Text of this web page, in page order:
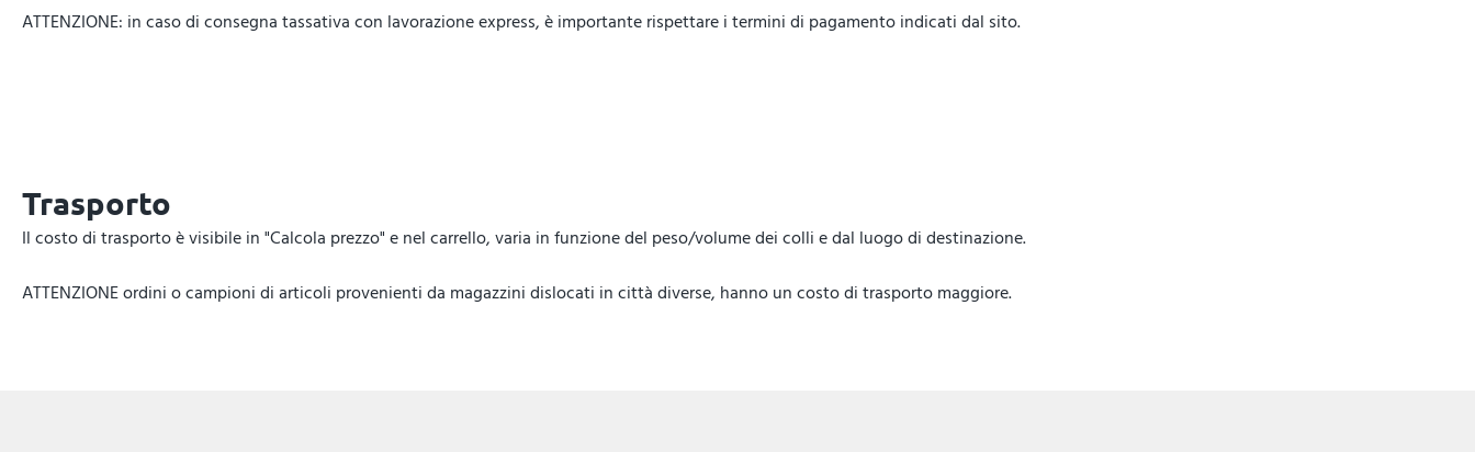
ATTENZIONE: in caso di consegna tassativa con lavorazione express, è importante rispettare i termini di pagamento indicati dal sito.
Trasporto
Il costo di trasporto è visibile in "Calcola prezzo" e nel carrello, varia in funzione del peso/volume dei colli e dal luogo di destinazione.
ATTENZIONE ordini o campioni di articoli provenienti da magazzini dislocati in città diverse, hanno un costo di trasporto maggiore.